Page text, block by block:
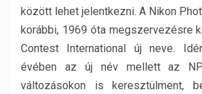
között lehet jelentkezni. A Nikon
korábbi, 1969 óta megszervezésre
Contest International új neve.
évében az új név mellett az
változásokon is keresztülment,